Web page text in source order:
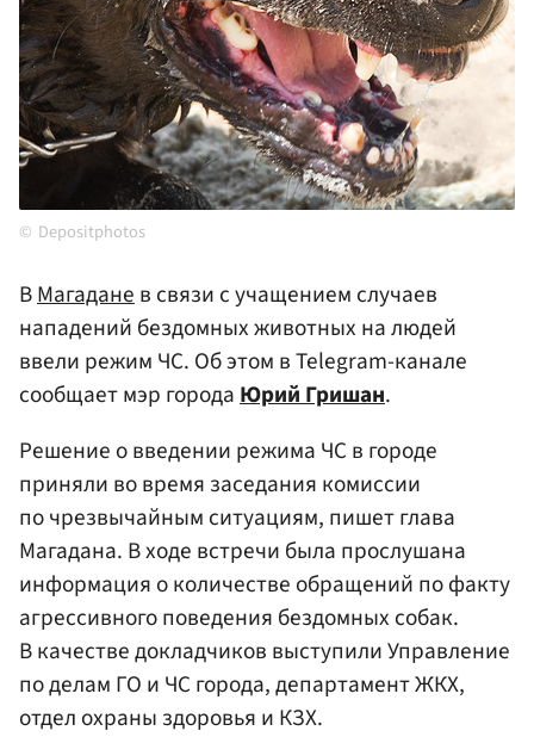
Depositphotos
ВМагаданев связи с учащением случаев
нападений бездомных животных на людей
ввели режим ЧС. Об этом в Telegram-канале
сообщает мэр городаЮрий Гришан.
Решение о введении режима ЧС в городе
приняли во время заседания комиссии
по чрезвычайным ситуациям, пишет глава
Магадана. В ходе встречи была прослушана
информация о количестве обращений по факту
агрессивного поведения бездомных собак.
В качестве докладчиков выступили Управление
по делам ГО и ЧС города, департамент ЖКХ,
отдел охраны здоровья и КЗХ.